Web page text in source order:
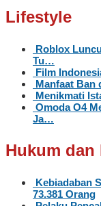
Lifestyle
Roblox
Tu…
Film
Manfaat Ban
Menikmati
Omoda O4
Ja…
Hukum dan
Kebiadaban
73.381 Orang